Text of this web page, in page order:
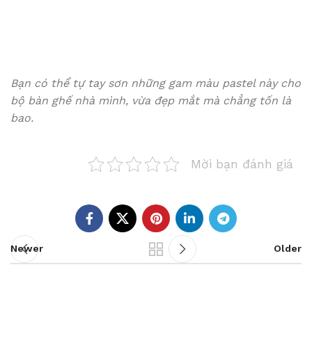
Bạn có thể tự tay sơn những gam màu pastel này cho
bộ bàn ghế nhà mình, vừa đẹp mắt mà chẳng tốn là
bao.
Mời bạn đánh giá
Newer Older